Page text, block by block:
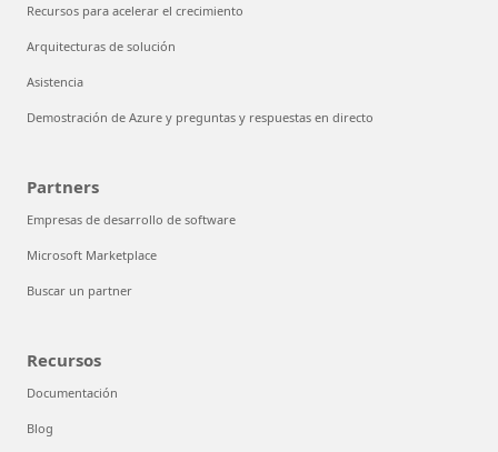
Recursos para acelerar el crecimiento
Arquitecturas de solución
Asistencia
Demostración de Azure y preguntas y respuestas en directo
Partners
Empresas de desarrollo de software
Microsoft Marketplace
Buscar un partner
Recursos
Documentación
Blog